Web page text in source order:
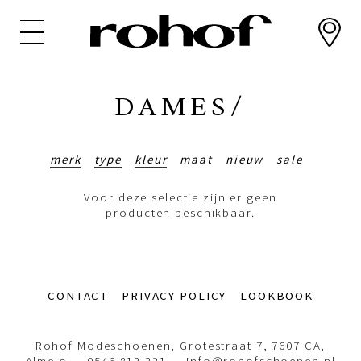
DAMES/
merk type kleur maat nieuw sale
Voor deze selectie zijn er geen
producten beschikbaar.
Footer-CONTACT PRIVACY POLICY LOOKBOOK
Rohof Modeschoenen, Grotestraat 7, 7607 CA,